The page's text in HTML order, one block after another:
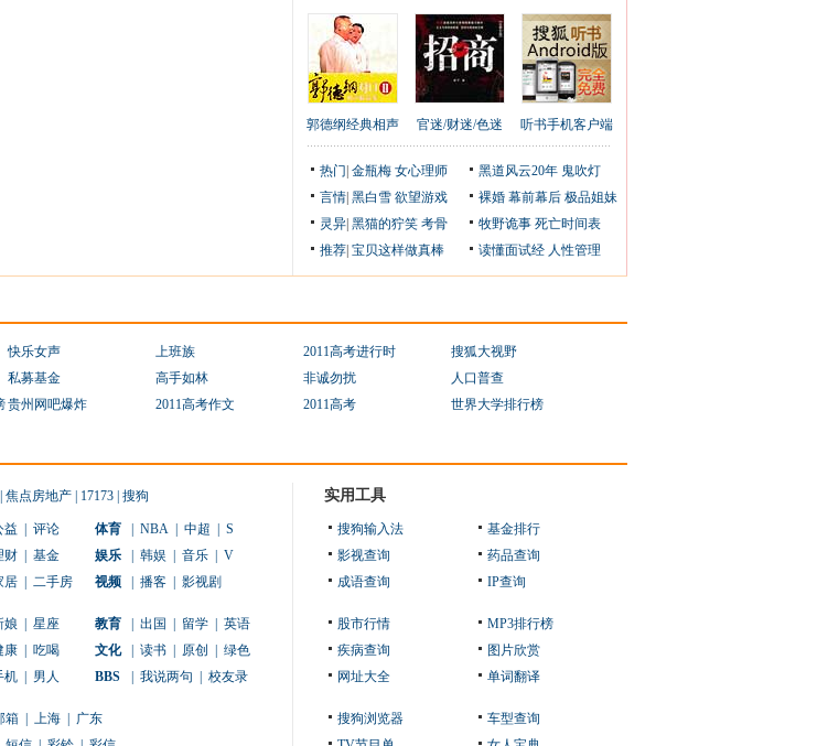
郭德纲经典相声 官迷/财迷/色迷 听书手机客户端
热门 金瓶梅 女心理师 黑道风云20年 鬼吹灯
言情 黑白雪 欲望游戏 裸婚 幕前幕后 极品姐妹
灵异 黑猫的狞笑 考骨 牧野诡事 死亡时间表
推荐 宝贝这样做真棒 读懂面试经 人性管理
快乐女声 上班族 2011高考进行时
搜狐大视野
私募基金 高手如林 非诚勿扰
人口普查
贵州网吧爆炸 2011高考作文 2011高考 世界大学排行榜
焦点房地产 17173 搜狗
益 评论 体育 NBA 中超
S
财 基金 娱乐 韩娱 音乐
V
居 二手房 视频 播客 影视剧
娘 星座 教育 出国 留学
英语
康 吃喝 文化 读书 原创
绿色
机 男人 BBS 我说两句 校友录
箱 上海
广东
实用工具
搜狗输入法
基金排行
影视查询
药品查询
成语查询
IP查询
股市行情
MP3排行榜
疾病查询
图片欣赏
网址大全
单词翻译
搜狗浏览器
车型查询